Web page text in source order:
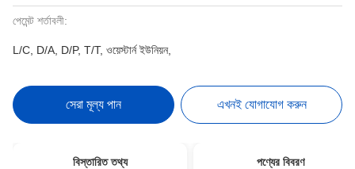
পেমেন্ট শর্তাবলী:
L/C, D/A, D/P, T/T, ওয়েস্টার্ন ইউনিয়ন,
সেরা মূল্য পান এখনই যোগাযোগ করুন
বিস্তারিত তথ্য পণ্যের বিবরণ